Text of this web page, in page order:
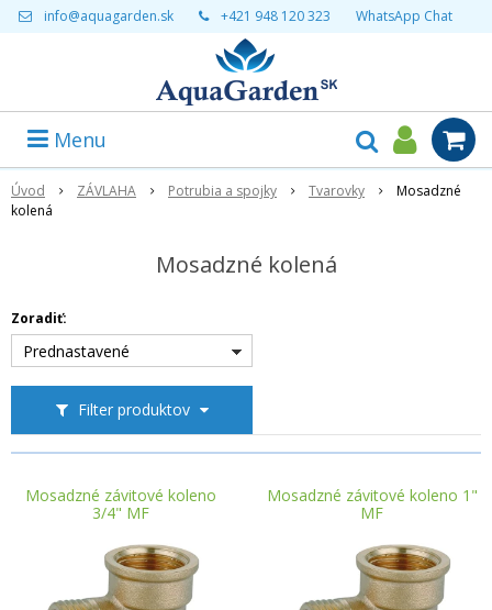
info@aquagarden.sk +421 948 120 323 WhatsApp Chat
Menu
Úvod ZÁVLAHA Potrubia a spojky Tvarovky
Mosadzné
kolená
Mosadzné kolená
Filter produktov
Zoradiť:
Prednastavené
Mosadzné závitové koleno
3/4" MF
Mosadzné závitové koleno 1"
MF